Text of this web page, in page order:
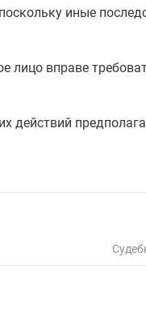
иные
лицо вправе
действий